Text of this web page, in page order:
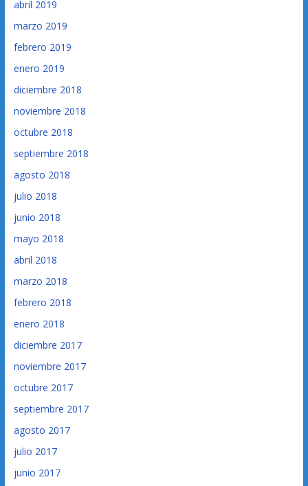
abril 2019
marzo 2019
febrero 2019
enero 2019
diciembre 2018
noviembre 2018
octubre 2018
septiembre 2018
agosto 2018
julio 2018
junio 2018
mayo 2018
abril 2018
marzo 2018
febrero 2018
enero 2018
diciembre 2017
noviembre 2017
octubre 2017
septiembre 2017
agosto 2017
julio 2017
junio 2017